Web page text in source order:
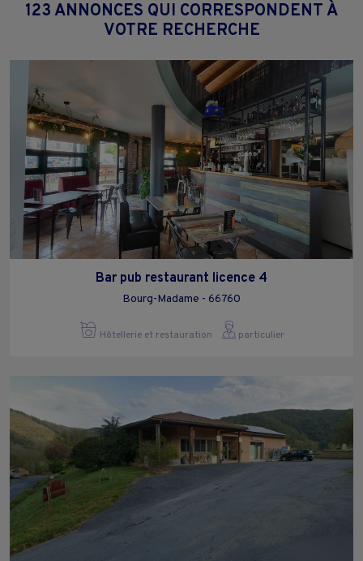
123 ANNONCES QUI CORRESPONDENT À
VOTRE RECHERCHE
Bar pub restaurant licence 4
Bourg-Madame - 66760
Hôtellerie et restauration particulier